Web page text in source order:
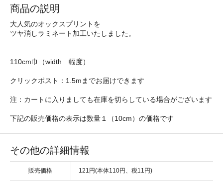
商品の説明
大人気のオックスプリントを
ツヤ消しラミネート加工いたしました。
110cm巾（width 幅度）
クリックポスト：1.5mまでお届けできます
注：カートに入りましても在庫を切らしている場合がございます
下記の販売価格の表示は数量１（10cm）の価格です
その他の詳細情報
販売価格 121円(本体110円、税11円)